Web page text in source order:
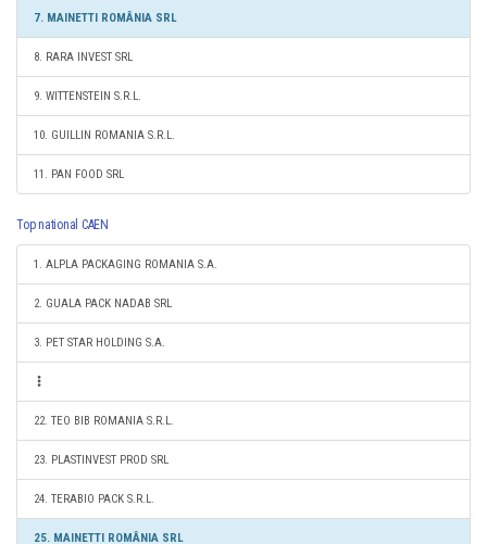
7. MAINETTI ROMÂNIA SRL
8. RARA INVEST SRL
9. WITTENSTEIN S.R.L.
10. GUILLIN ROMANIA S.R.L.
11. PAN FOOD SRL
Top national CAEN
1. ALPLA PACKAGING ROMANIA S.A.
2. GUALA PACK NADAB SRL
3. PET STAR HOLDING S.A.
22. TEO BIB ROMANIA S.R.L.
23. PLASTINVEST PROD SRL
24. TERABIO PACK S.R.L.
25. MAINETTI ROMÂNIA SRL